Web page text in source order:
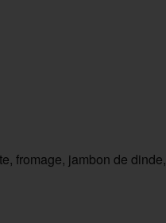
fromage, jambon de dinde,